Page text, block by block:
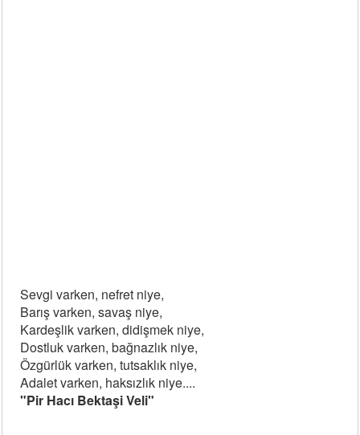
Sevgi varken, nefret niye,
Barış varken, savaş niye,
Kardeşlik varken, didişmek niye,
Dostluk varken, bağnazlık niye,
Özgürlük varken, tutsaklık niye,
Adalet varken, haksızlık niye....
"Pir Hacı Bektaşi Veli"